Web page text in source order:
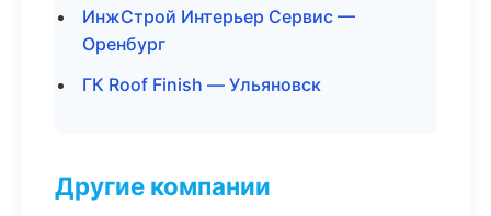
ИнжСтрой Интерьер Сервис —
Оренбург
ГК Roof Finish — Ульяновск
Другие компании